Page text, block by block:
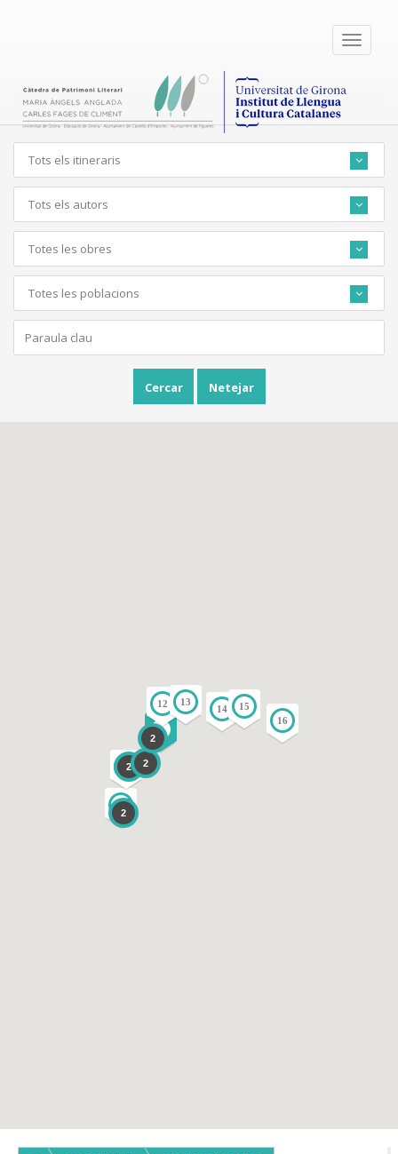
Toggle
Tots els itineraris
Tots els autors
Totes les obres
Totes les poblacions
Cercar Netejar
1
4
9
12 13
14
15
16
2
2 2
2